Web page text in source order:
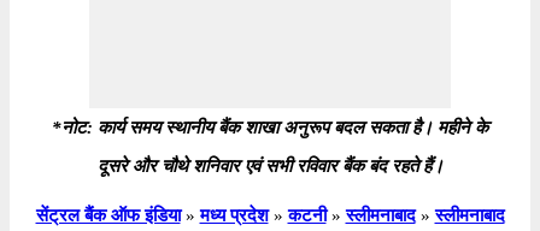
*नोट: कार्य समय स्थानीय बैंक शाखा अनुरूप बदल सकता है। महीने के
दूसरे और चौथे शनिवार एवं सभी रविवार बैंक बंद रहते हैं।
सेंट्रल बैंक ऑफ इंडिया » मध्य प्रदेश » कटनी » स्लीमनाबाद » स्लीमनाबाद